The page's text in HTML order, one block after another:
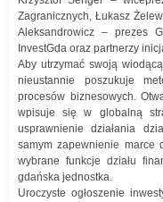
Zagranicznych, Łukasz
Aleksandrowicz – prezes
InvestGda oraz partnerzy
Aby utrzymać swoją
nieustannie poszukuje
procesów biznesowych.
wpisuje się w globalną
usprawnienie działania
samym zapewnienie marce
wybrane funkcje działu
gdańska jednostka.
Uroczyste ogłoszenie